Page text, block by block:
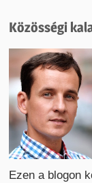
Közösségi
Ezen a blogon